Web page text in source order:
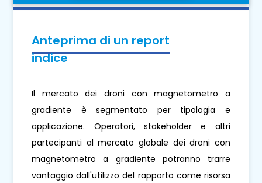
Anteprima di un report
indice
Il mercato dei droni con magnetometro a
gradiente è segmentato per tipologia e
applicazione. Operatori, stakeholder e altri
partecipanti al mercato globale dei droni con
magnetometro a gradiente potranno trarre
vantaggio dall'utilizzo del rapporto come risorsa